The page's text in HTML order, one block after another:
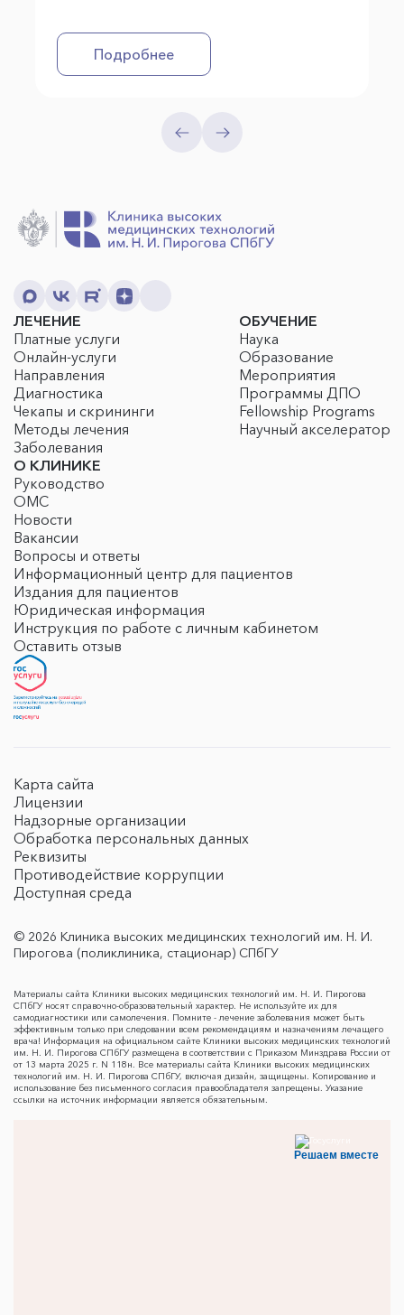
Подробнее
ЛЕЧЕНИЕ
Платные услуги
Онлайн-услуги
Направления
Диагностика
Чекапы и скрининги
Методы лечения
Заболевания
ОБУЧЕНИЕ
Наука
Образование
Мероприятия
Программы ДПО
Fellowship Programs
Научный акселератор
О КЛИНИКЕ
Руководство
ОМС
Новости
Вакансии
Вопросы и ответы
Информационный центр для пациентов
Издания для пациентов
Юридическая информация
Инструкция по работе с личным кабинетом
Оставить отзыв
Карта сайта
Лицензии
Надзорные организации
Обработка персональных данных
Реквизиты
Противодействие коррупции
Доступная среда
© 2026 Клиника высоких медицинских технологий им. Н. И.
Пирогова (поликлиника, стационар) СПбГУ
Материалы сайта Клиники высоких медицинских технологий им. Н. И. Пирогова
СПбГУ носят справочно-образовательный характер. Не используйте их для
самодиагностики или самолечения. Помните - лечение заболевания может быть
эффективным только при следовании всем рекомендациям и назначениям лечащего
врача! Информация на официальном сайте Клиники высоких медицинских технологий
им. Н. И. Пирогова СПбГУ размещена в соответствии с Приказом Минздрава России от
от 13 марта 2025 г. N 118н. Все материалы сайта Клиники высоких медицинских
технологий им. Н. И. Пирогова СПбГУ, включая дизайн, защищены. Копирование и
использование без письменного согласия правообладателя запрещены. Указание
ссылки на источник информации является обязательным.
Решаем вместе